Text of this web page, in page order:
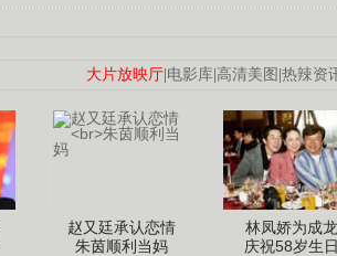
大片放映厅 电影库 高清美图 热辣资
赵又廷承认恋情
朱茵顺利当妈
林凤娇为成龙
庆祝58岁生